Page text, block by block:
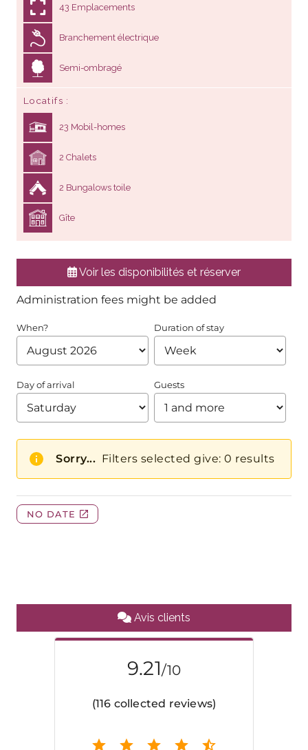
43 Emplacements
Branchement électrique
Semi-ombragé
Locatifs
23 Mobil-homes
2 Chalets
2 Bungalows toile
Gîte
Voir les disponibilités et réserver
Avis clients